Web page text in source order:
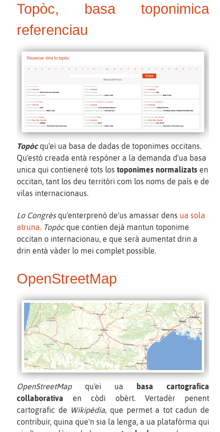
Topòc, basa toponimica
referenciau
Topòcqu'ei ua basa de dadas de toponimes occitans.
Qu'estó creada entà respóner a la demanda d'ua basa
unica qui contieneré tots los toponimes normalizats en
occitan, tant los deu territòri com los noms de país e de
vilas internacionaus.
Lo Congrèsqu'enterprenó de'us amassar dens ua sola
atruna.
Topòcque contien dejà mantun toponime
occitan o internacionau, e que serà aumentat drin a
drin entà vàder lo mei complet possible.
OpenStreetMap
OpenStreetMapqu'ei ua basa cartografica
collaborativa en còdi obèrt. Vertadèr penent
cartografic de Wikipédia, que permet a tot cadun de
contribuir, quina que'n sia la lenga, a ua platafòrma qui